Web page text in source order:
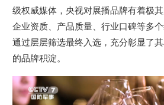
级权威媒体，央视对展播品牌有着极
企业资质、产品质量、行业口碑等多
通过层层筛选最终入选，充分彰显了
的品牌积淀。